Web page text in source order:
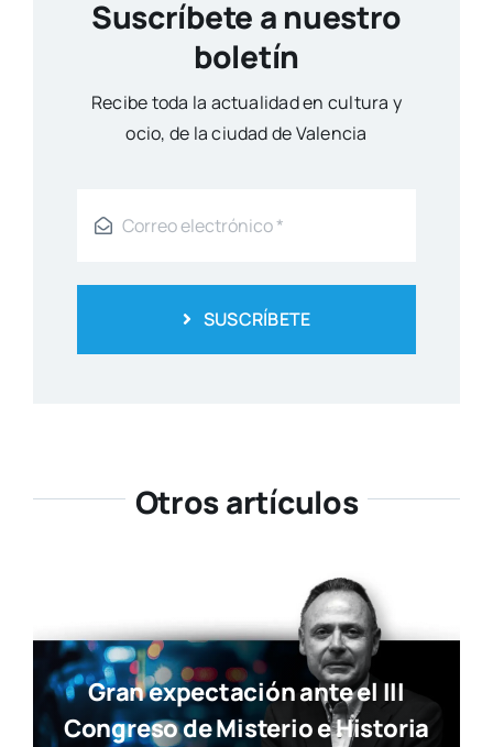
Suscríbete a nuestro
boletín
Reci­be toda la actua­li­dad en cul­tu­ra y
ocio, de la ciu­dad de Valen­cia
SUSCRÍBETE
Otros artículos
Gran expectación ante el III
Congreso de Misterio e Historia